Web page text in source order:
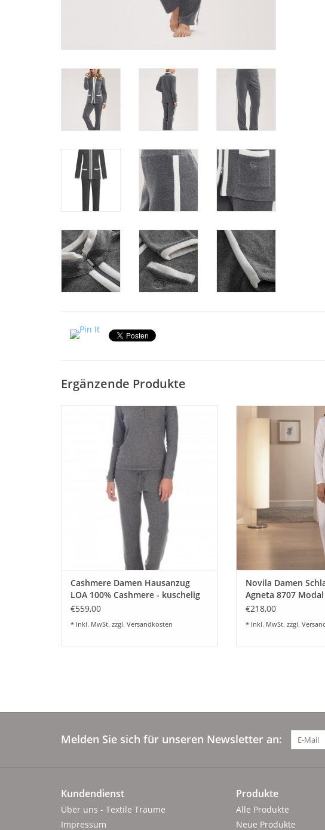
Ergänzende Produkte
Cashmere Damen Hausanzug2-teilig -
Hausanzug Damen "LOA" Fein gestrickter
Pyjama und Hausanzug 100%
Cashmerewolle. Hose bequem m.
Bändchen zum binden. 100% Kaschmir.
Kuschelig weich und warm. Idealer
Winterpyjama !
Eine besondere Geschenkidee !
ZUM WARENKORB HINZUFÜGEN
Cashmere Damen Hausanzug
LOA 100% Cashmere - kuschelig
warm - 6 Farben
€559,00
* Inkl. MwSt. zzgl. Versandkosten
Novila Damen
Agneta 8707. Edler und
Jersey. Modal
ZUM
Novila Damen
Agneta 8707
Farbe weiß
€218,00
* Inkl. MwSt. zzgl.
Melden Sie sich für unseren Newsletter an:
Kundendienst
Über uns - Textile Träume
Impressum
Produkte
Alle Produkte
Neue Produkte